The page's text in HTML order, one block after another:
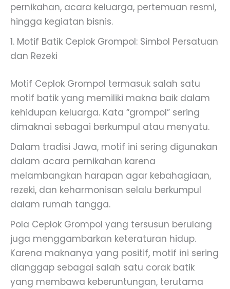
pernikahan, acara keluarga, pertemuan resmi,
hingga kegiatan bisnis.
1. Motif Batik Ceplok Grompol: Simbol Persatuan
dan Rezeki
Motif Ceplok Grompol termasuk salah satu
motif batik yang memiliki makna baik dalam
kehidupan keluarga. Kata “grompol” sering
dimaknai sebagai berkumpul atau menyatu.
Dalam tradisi Jawa, motif ini sering digunakan
dalam acara pernikahan karena
melambangkan harapan agar kebahagiaan,
rezeki, dan keharmonisan selalu berkumpul
dalam rumah tangga.
Pola Ceplok Grompol yang tersusun berulang
juga menggambarkan keteraturan hidup.
Karena maknanya yang positif, motif ini sering
dianggap sebagai salah satu corak batik
yang membawa keberuntungan, terutama